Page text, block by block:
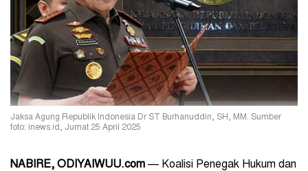
Jaksa Agung Republik Indonesia Dr ST Burhanuddin, SH, MM. Sumber
foto: inews.id, Jumat 25 April 2025
NABIRE, ODIYAIWUU.com — Koalisi Penegak Hukum dan